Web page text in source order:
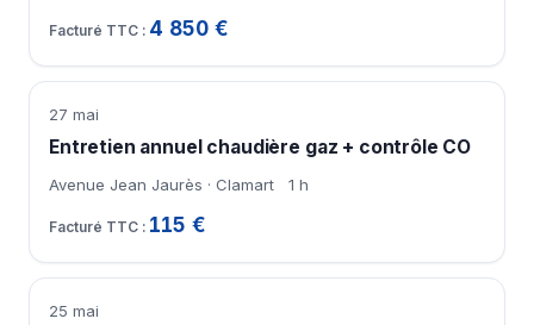
4 850 €
27 mai
Entretien annuel chaudière gaz + contrôle CO
Avenue Jean Jaurès · Clamart 1 h
115 €
25 mai